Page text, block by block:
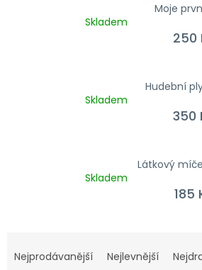
Moje
Skladem
250
Hudební
Skladem
350
Látkový
Skladem
185
Nejprodávanější Nejlevnější